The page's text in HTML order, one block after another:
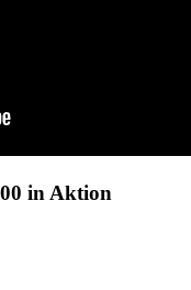
in Aktion